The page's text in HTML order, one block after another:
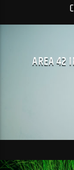
AREA 42